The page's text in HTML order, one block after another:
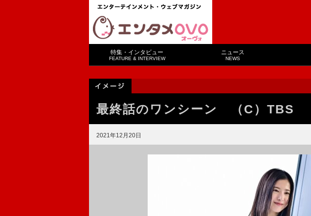
特集・インタビュー
FEATURE & INTERVIEW
ニュース
NEWS
最終話のワンシーン （C）TBS
2021年12月20日